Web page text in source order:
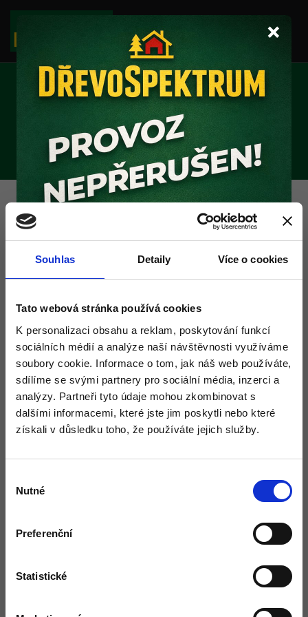
Souhlas Detaily Více o cookies
Tato webová stránka používá cookies
K personalizaci obsahu a reklam, poskytování funkcí
sociálních médií a analýze naší návštěvnosti využíváme
soubory cookie. Informace o tom, jak náš web používáte,
sdílíme se svými partnery pro sociální média, inzerci a
analýzy. Partneři tyto údaje mohou zkombinovat s
dalšími informacemi, které jste jim poskytli nebo které
získali v důsledku toho, že používáte jejich služby.
souhlasu
Nutné
Preferenční
Statistické
MIRELON
zároveň je izoluje, pokládka plovoucí podlahy – u pokládky
×
Zavřít